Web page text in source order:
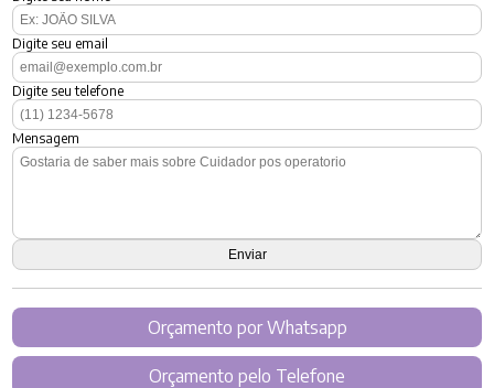
Digite seu email
Digite seu telefone
Mensagem
Orçamento por Whatsapp
Orçamento pelo Telefone